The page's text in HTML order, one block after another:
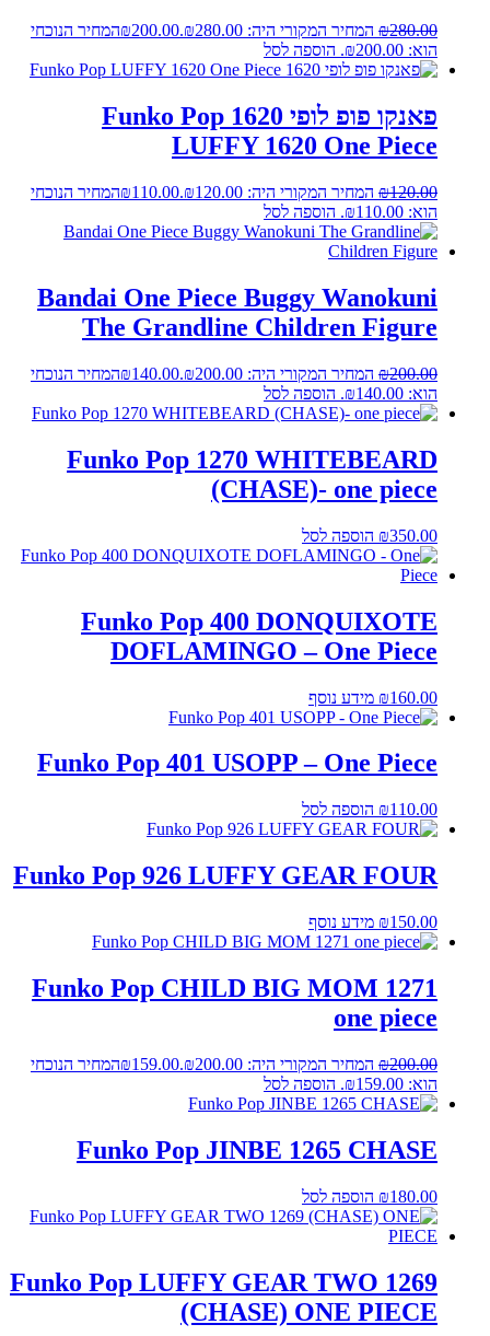
₪280.00 המחיר המקורי היה: ₪280.00. ₪200.00
המחיר הנוכחי
הוא: ₪200.00.
הוספה לסל
פאנקו פופ לופי 1620 Funko Pop
LUFFY 1620 One Piece
₪120.00 המחיר המקורי היה: ₪120.00. ₪110.00
המחיר הנוכחי
הוא: ₪110.00.
הוספה לסל
Bandai One Piece Buggy Wanokuni
The Grandline Children Figure
₪200.00 המחיר המקורי היה: ₪200.00. ₪140.00
המחיר הנוכחי
הוא: ₪140.00.
הוספה לסל
Funko Pop 1270 WHITEBEARD
(CHASE)- one piece
₪350.00 הוספה לסל
Funko Pop 400 DONQUIXOTE
DOFLAMINGO – One Piece
₪160.00 מידע נוסף
Funko Pop 401 USOPP – One Piece
₪110.00 הוספה לסל
Funko Pop 926 LUFFY GEAR FOUR
₪150.00 מידע נוסף
Funko Pop CHILD BIG MOM 1271
one piece
₪200.00 המחיר המקורי היה: ₪200.00. ₪159.00
המחיר הנוכחי
הוא: ₪159.00.
הוספה לסל
Funko Pop JINBE 1265 CHASE
₪180.00 הוספה לסל
Funko Pop LUFFY GEAR TWO 1269
(CHASE) ONE PIECE